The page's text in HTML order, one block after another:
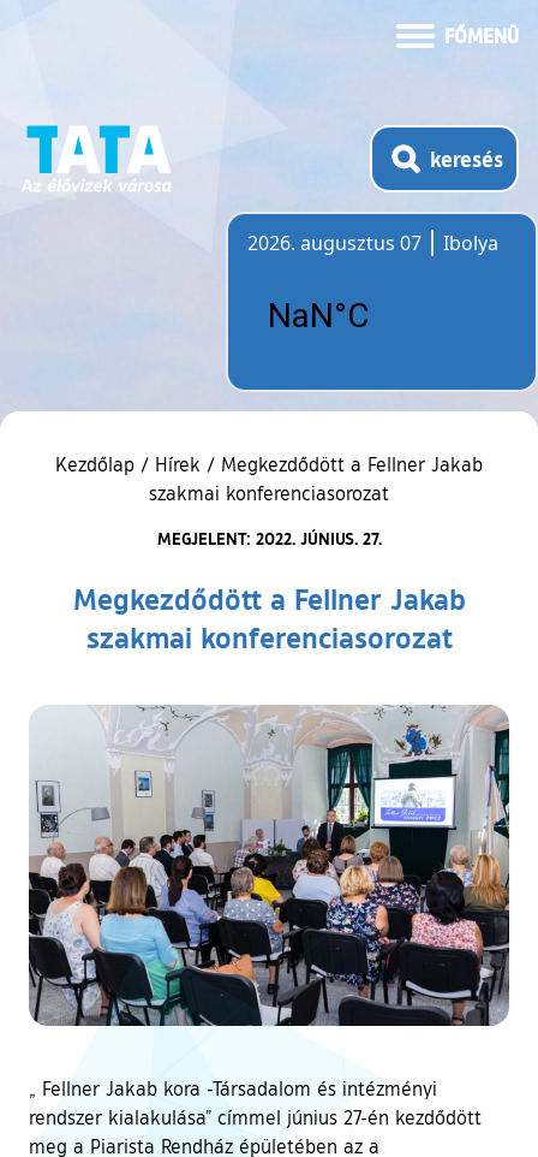
FŐMENÜ
keresés
2026. augusztus 07
Ibolya
Kezdőlap / Hírek / Megkezdődött a Fellner Jakab
szakmai konferenciasorozat
MEGJELENT: 2022. JÚNIUS. 27.
Megkezdődött a Fellner Jakab
szakmai konferenciasorozat
„ Fellner Jakab kora -Társadalom és intézményi
rendszer kialakulása” címmel június 27-én kezdődött
meg a Piarista Rendház épületében az a